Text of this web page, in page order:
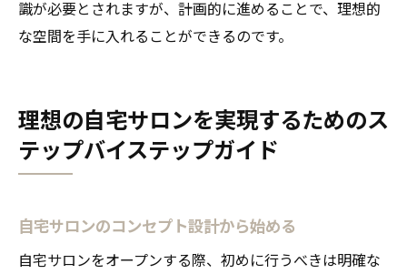
識が必要とされますが、計画的に進めることで、理想的
な空間を手に入れることができるのです。
理想の自宅サロンを実現するためのス
テップバイステップガイド
自宅サロンのコンセプト設計から始める
自宅サロンをオープンする際、初めに行うべきは明確な